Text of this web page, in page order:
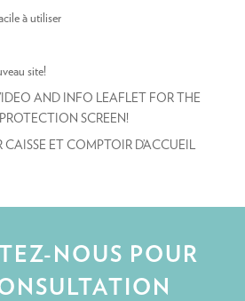
à utiliser
site!
AND INFO LEAFLET FOR THE
SCREEN!
ET COMPTOIR D’ACCUEIL
NOUS POUR